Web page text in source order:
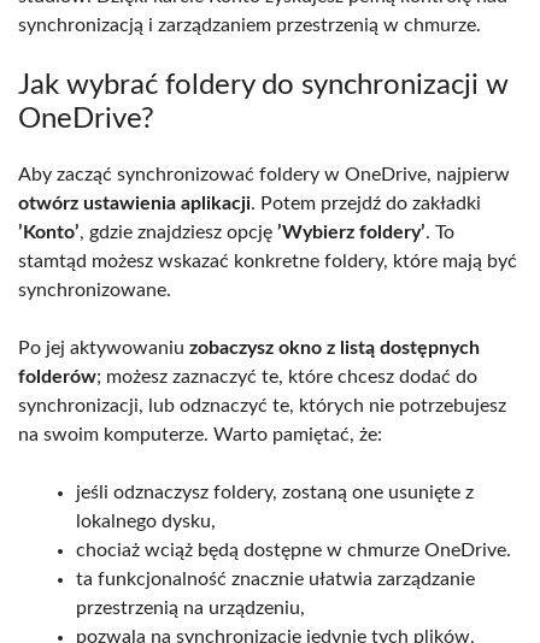
synchronizacją i zarządzaniem przestrzenią w chmurze.
Jak wybrać foldery do synchronizacji w
OneDrive?
Aby zacząć synchronizować foldery w OneDrive, najpierw
otwórz ustawienia aplikacji. Potem przejdź do zakładki
’Konto’, gdzie znajdziesz opcję ’Wybierz foldery’. To
stamtąd możesz wskazać konkretne foldery, które mają być
synchronizowane.
Po jej aktywowaniu zobaczysz okno z listą dostępnych
folderów; możesz zaznaczyć te, które chcesz dodać do
synchronizacji, lub odznaczyć te, których nie potrzebujesz
na swoim komputerze. Warto pamiętać, że:
jeśli odznaczysz foldery, zostaną one usunięte z
lokalnego dysku,
chociaż wciąż będą dostępne w chmurze OneDrive.
ta funkcjonalność znacznie ułatwia zarządzanie
przestrzenią na urządzeniu,
pozwala na synchronizację jedynie tych plików,